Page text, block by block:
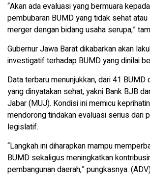
“Akan ada evaluasi yang bermuara
pembubaran BUMD yang tidak sehat
merger dengan bidang usaha serupa,”
Gubernur Jawa Barat dikabarkan akan
investigatif terhadap BUMD yang dinilai
Data terbaru menunjukkan, dari 41 BUMD
yang dinyatakan sehat, yakni Bank BJB
Jabar (MUJ). Kondisi ini memicu
mendorong tindakan evaluasi serius dari
legislatif.
“Langkah ini diharapkan mampu
BUMD sekaligus meningkatkan
pembangunan daerah,” pungkasnya.